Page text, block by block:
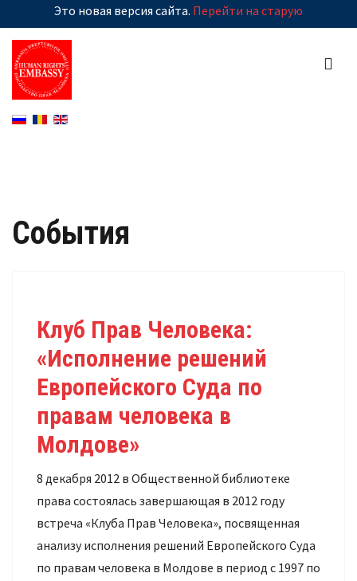
Это новая версия сайта. Перейти на старую
События
Клуб Прав Человека:
«Исполнение решений
Европейского Суда по
правам человека в
Молдове»
8 декабря 2012 в Общественной библиотеке
права состоялась завершающая в 2012 году
встреча «Клуба Прав Человека», посвященная
анализу исполнения решений Европейского Суда
по правам человека в Молдове в период с 1997 по